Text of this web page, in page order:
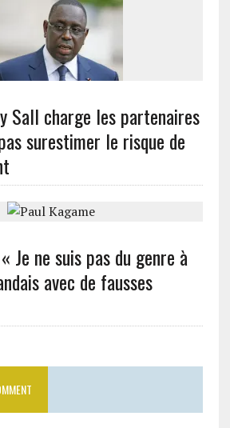
Sall charge les partenaires
surestimer le risque de
Je ne suis pas du genre à
avec de fausses